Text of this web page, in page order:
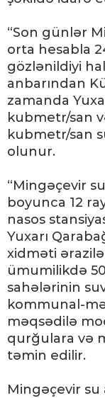
“Son günlər
orta hesabla
gözlənildiyi
anbarından
zamanda
kubmetr/san
kubmetr/san
olunur.
“Mingəçevir
boyunca 12
nasos
Yuxarı
xidməti
ümumilikdə
sahələrinin
kommunal-
məqsədilə
qurğulara və
təmin edilir.
Mingəçevir su